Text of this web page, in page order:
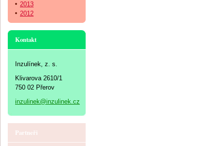
2013
2012
Kontakt
Inzulínek, z. s.
Klivarova 2610/1
750 02 Přerov
inzulinek@inzulinek.cz
Partneři